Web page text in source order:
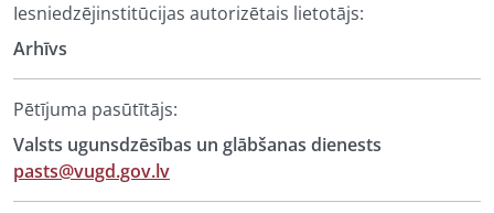
Iesniedzējinstitūcijas autorizētais lietotājs:
Arhīvs
Pētījuma pasūtītājs:
Valsts ugunsdzēsības un glābšanas dienests
pasts@vugd.gov.lv